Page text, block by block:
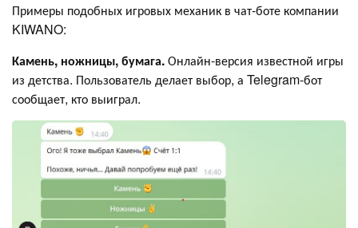
Примеры подобных игровых механик в чат-боте компании
KIWANO:
Камень, ножницы, бумага.Онлайн-версия известной игры
из детства. Пользователь делает выбор, а Telegram-бот
сообщает, кто выиграл.